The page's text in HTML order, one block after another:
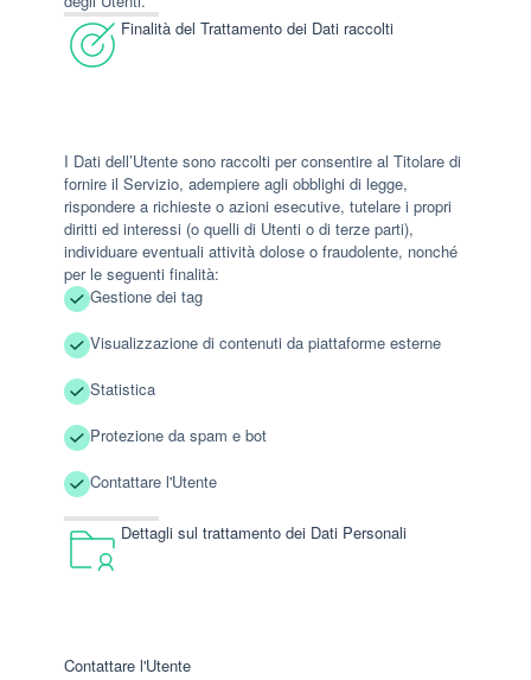
Finalità del Trattamento dei Dati raccolti
I Dati dell’Utente sono raccolti per consentire al Titolare di
fornire il Servizio, adempiere agli obblighi di legge,
rispondere a richieste o azioni esecutive, tutelare i propri
diritti ed interessi (o quelli di Utenti o di terze parti),
individuare eventuali attività dolose o fraudolente, nonché
per le seguenti finalità:
Gestione dei tag
Visualizzazione di contenuti da piattaforme esterne
Statistica
Protezione da spam e bot
Contattare l'Utente
Dettagli sul trattamento dei Dati Personali
Contattare l'Utente